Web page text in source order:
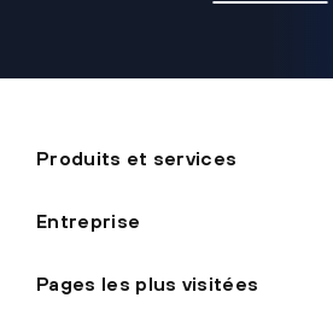
Produits et services
Entreprise
Pages les plus visitées